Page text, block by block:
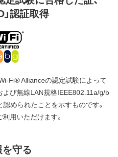
認証取得
Fi® Allianceの認定試験によって
び無線LAN規格IEEE802.11a/g/b
められたことを示すものです。
用いただけます。
守る